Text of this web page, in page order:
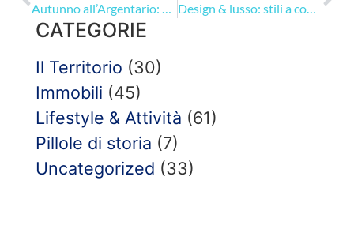
Autunno all’Argentario: La Fortezza Spagnola di Porto Santo Stefano Design & lusso: stili a confronto
CATEGORIE
Il Territorio (30)
Immobili (45)
Lifestyle & Attività (61)
Pillole di storia (7)
Uncategorized (33)